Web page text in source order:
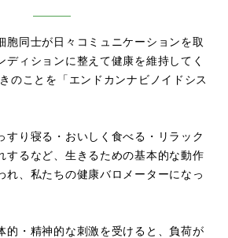
胞同士が日々コミュニケーションを取
ディションに整えて健康を維持してく
のことを「エンドカンナビノイドシス
すり寝る・おいしく食べる・リラック
するなど、 生きるための基本的な動作
れ、私たちの健康バロメーターになっ
的・精神的な刺激を受けると、 負荷が